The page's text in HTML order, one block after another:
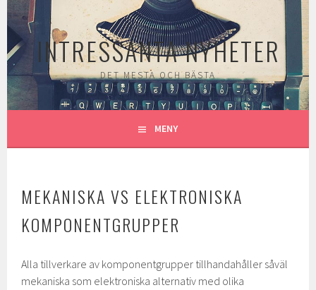
Gå
till
innehållINTRESSANTA NYHETER
DET MESTA OCH BÄSTA
MENY
MEKANISKA VS ELEKTRONISKA
KOMPONENTGRUPPER
Alla tillverkare av komponentgrupper tillhandahåller såväl
mekaniska som elektroniska alternativ med olika